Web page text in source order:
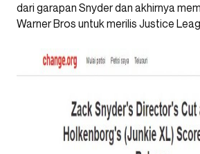
dari garapan Snyder dan akhirnya
Warner Bros untuk merilis Justice